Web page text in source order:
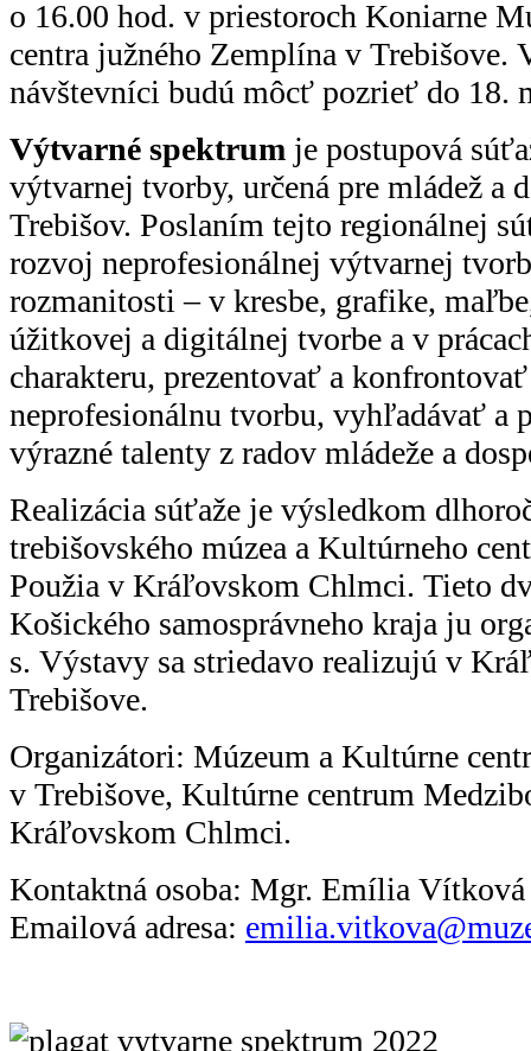
o 16.00 hod. v priestoroch Koniarne
centra južného Zemplína v Trebišove.
návštevníci budú môcť pozrieť do 18.
Výtvarné spektrum je postupová
výtvarnej tvorby, určená pre mládež a
Trebišov. Poslaním tejto regionálnej
rozvoj neprofesionálnej výtvarnej
rozmanitosti – v kresbe, grafike,
úžitkovej a digitálnej tvorbe a v
charakteru, prezentovať a konfrontovať
neprofesionálnu tvorbu, vyhľadávať a
výrazné talenty z radov mládeže a
Realizácia súťaže je výsledkom
trebišovského múzea a Kultúrneho
Použia v Kráľovskom Chlmci. Tieto
Košického samosprávneho kraja ju
s. Výstavy sa striedavo realizujú v
Trebišove.
Organizátori: Múzeum a Kultúrne
v Trebišove, Kultúrne centrum
Kráľovskom Chlmci.
Kontaktná osoba: Mgr. Emília Vítková
Emailová adresa: